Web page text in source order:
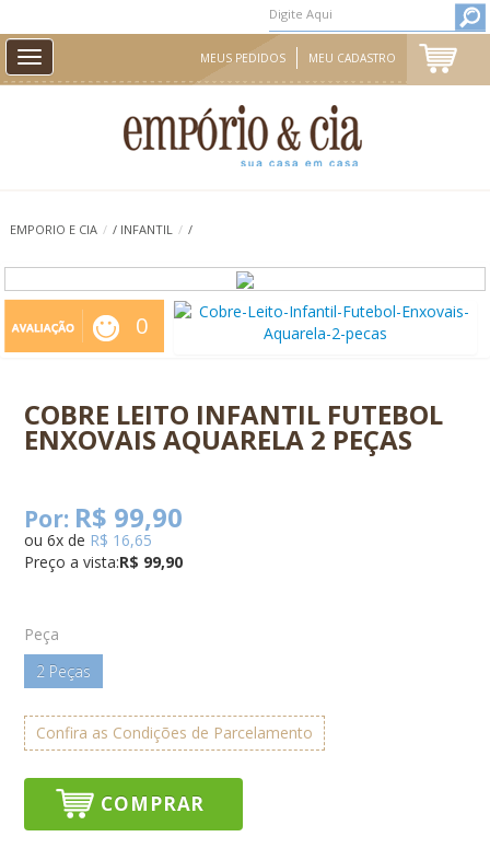
MEUS PEDIDOS MEU CADASTRO
Toggle
navigation
CASA E DECORAÇÃO
AROMAS DE AMBIENTE
PROMOÇÃO
EMPORIO E CIA / / INFANTIL / /
0
COBRE LEITO INFANTIL FUTEBOL
ENXOVAIS AQUARELA 2 PEÇAS
Por: R$ 99,90
ou6x de R$ 16,65
Preço a vista:R$ 99,90
Peça
2 Peças
Confira as Condições de Parcelamento
COMPRAR